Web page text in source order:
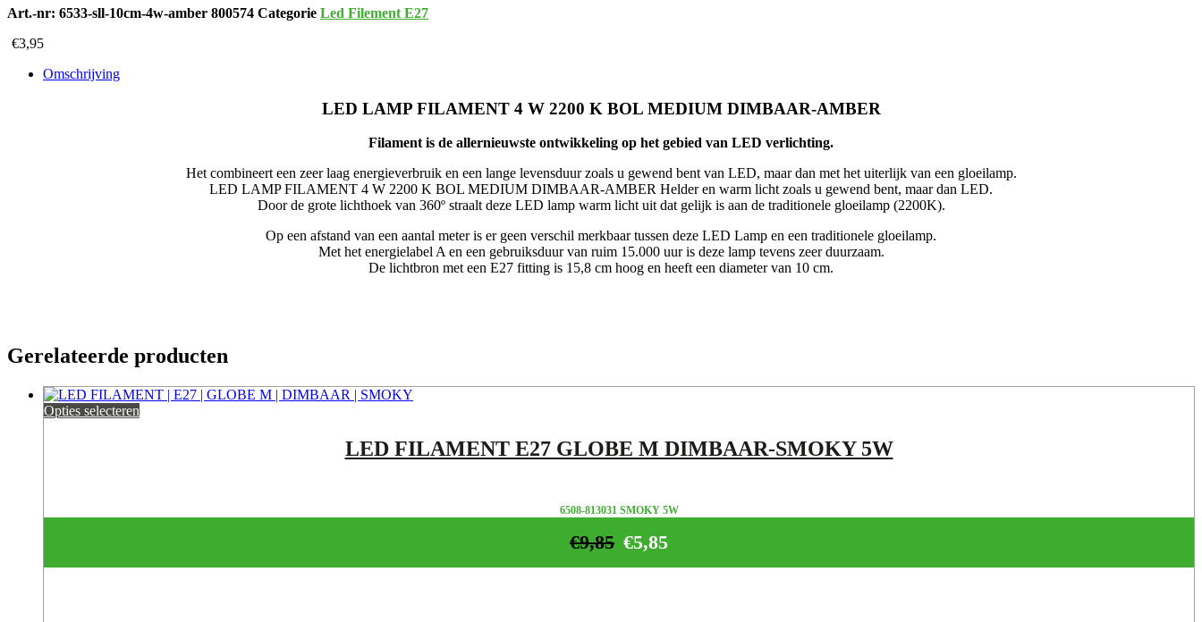
Art.-nr: 6533-sll-10cm-4w-amber 800574 Categorie Led Filement E27
€3,95
Omschrijving
LED LAMP FILAMENT 4 W 2200 K BOL MEDIUM DIMBAAR-AMBER
Filament is de allernieuwste ontwikkeling op het gebied van LED verlichting.
Het combineert een zeer laag energieverbruik en een lange levensduur zoals u gewend bent van LED, maar dan met het uiterlijk van een gloeilamp.
LED LAMP FILAMENT 4 W 2200 K BOL MEDIUM DIMBAAR-AMBER Helder en warm licht zoals u gewend bent, maar dan LED.
Door de grote lichthoek van 360º straalt deze LED lamp warm licht uit dat gelijk is aan de traditionele gloeilamp (2200K).
Op een afstand van een aantal meter is er geen verschil merkbaar tussen deze LED Lamp en een traditionele gloeilamp.
Met het energielabel A en een gebruiksduur van ruim 15.000 uur is deze lamp tevens zeer duurzaam.
De lichtbron met een E27 fitting is 15,8 cm hoog en heeft een diameter van 10 cm.
Gerelateerde producten
Opties selecteren
LED FILAMENT E27 GLOBE M DIMBAAR-SMOKY 5W
6508-813031 SMOKY 5W
€5,85
€9,85